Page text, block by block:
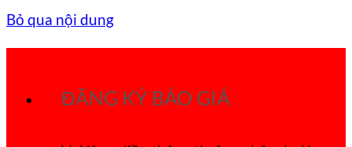
Bỏ qua nội dung
ĐĂNG KÝ BÁO GIÁ